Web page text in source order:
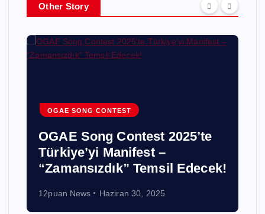
Other Story
OGAE SONG CONTEST
OGAE Song Contest 2025’te
Türkiye’yi Manifest –
“Zamansızdık” Temsil Edecek!
12puan News Haziran 30, 2025